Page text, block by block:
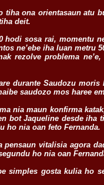
tiha ona orientasaun atu
deit.
hodi sosa rai, momentu
ne’ebe iha luan metru
rezolve problema ne’e,
durante Saudozu
saudozo mos haree
nia maun konfirma
bot Jaqueline desde
ho nia oan feto Fernanda.
pensaun vitalisia agora
ho nia oan
simples gosta kulia ho